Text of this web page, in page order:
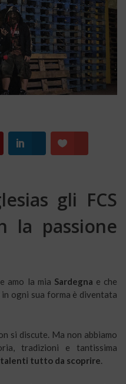
gli FCS
la passione
amo la mia Sardegna e che
ogni sua forma è diventata
si discute. Ma non abbiamo
tradizioni e tantissima
talenti tutto da scoprire.